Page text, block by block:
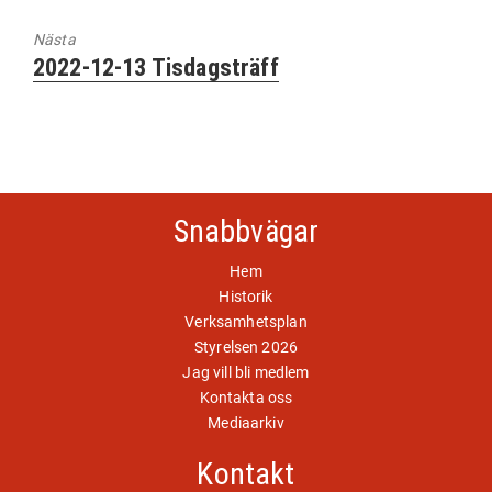
Nästa
Nästa
2022-12-13 Tisdagsträff
Snabbvägar
Hem
Historik
Verksamhetsplan
Styrelsen 2026
Jag vill bli medlem
Kontakta oss
Mediaarkiv
Kontakt